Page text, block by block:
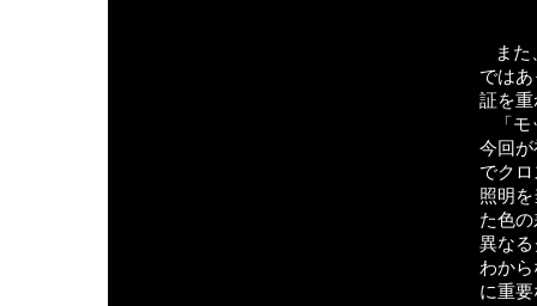
ま
では
証を
「
今回
でク
照明
た色
異な
わか
に重